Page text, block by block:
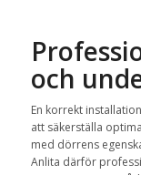
och
En korrekt
att säkerställa
med dörrens
Anlita därför